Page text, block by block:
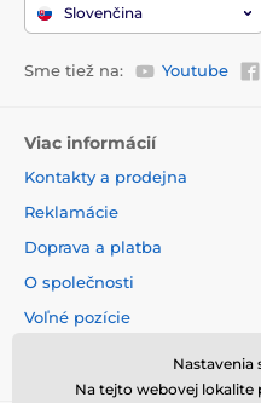
Slovenčina
Sme tiež na: Youtube
Viac informácií
Kontakty a prodejna
Reklamácie
Doprava a platba
O společnosti
Voľné pozície
Nastavenia
Na tejto webovej lokalite